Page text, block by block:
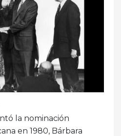
la nominación
en 1980, Bárbara